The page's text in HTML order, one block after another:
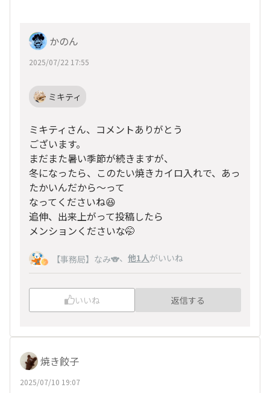
かのん
2025/07/22 17:55
ミキティ
ミキティさん、コメントありがとう
ございます。
まだまた暑い季節が続きますが、
冬になったら、このたい焼きカイロ入れで、あっ
たかいんだから〜って
なってくださいね😆
追伸、出来上がって投稿したら
メンションくださいな🤭
【事務局】なみ🐨、 他1人がいいね
いいね 返信する
焼き餃子
2025/07/10 19:07